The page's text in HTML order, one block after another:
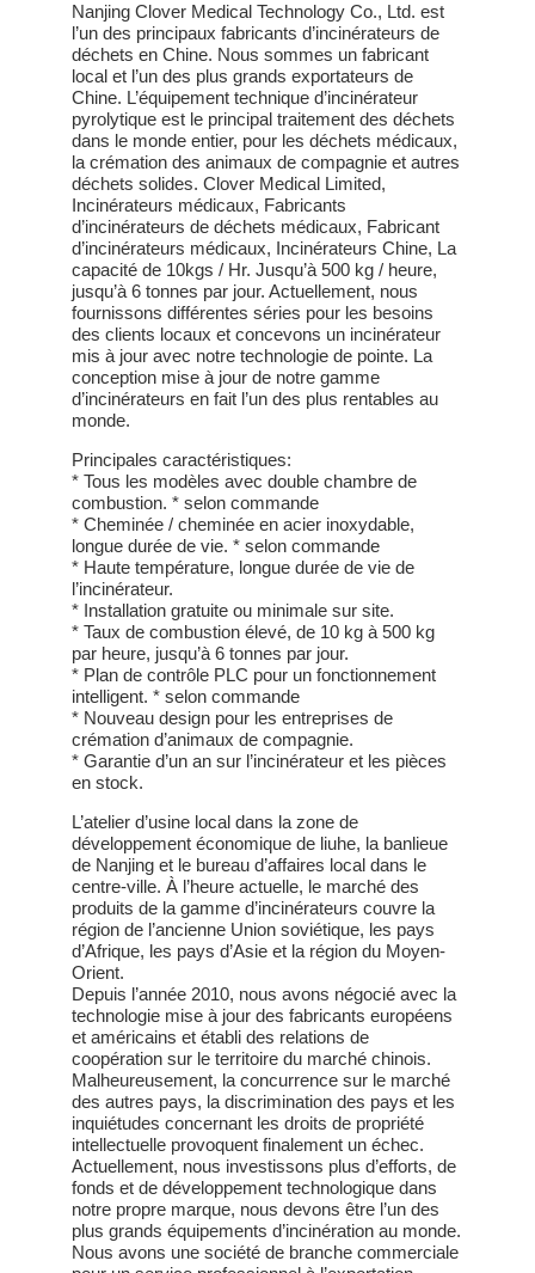
Nanjing Clover Medical Technology Co., Ltd. est
l’un des principaux fabricants d’incinérateurs de
déchets en Chine. Nous sommes un fabricant
local et l’un des plus grands exportateurs de
Chine. L’équipement technique d’incinérateur
pyrolytique est le principal traitement des déchets
dans le monde entier, pour les déchets médicaux,
la crémation des animaux de compagnie et autres
déchets solides. Clover Medical Limited,
Incinérateurs médicaux, Fabricants
d’incinérateurs de déchets médicaux, Fabricant
d’incinérateurs médicaux, Incinérateurs Chine, La
capacité de 10kgs / Hr. Jusqu’à 500 kg / heure,
jusqu’à 6 tonnes par jour. Actuellement, nous
fournissons différentes séries pour les besoins
des clients locaux et concevons un incinérateur
mis à jour avec notre technologie de pointe. La
conception mise à jour de notre gamme
d’incinérateurs en fait l’un des plus rentables au
monde.
Principales caractéristiques:
* Tous les modèles avec double chambre de
combustion. * selon commande
* Cheminée / cheminée en acier inoxydable,
longue durée de vie. * selon commande
* Haute température, longue durée de vie de
l’incinérateur.
* Installation gratuite ou minimale sur site.
* Taux de combustion élevé, de 10 kg à 500 kg
par heure, jusqu’à 6 tonnes par jour.
* Plan de contrôle PLC pour un fonctionnement
intelligent. * selon commande
* Nouveau design pour les entreprises de
crémation d’animaux de compagnie.
* Garantie d’un an sur l’incinérateur et les pièces
en stock.
L’atelier d’usine local dans la zone de
développement économique de liuhe, la banlieue
de Nanjing et le bureau d’affaires local dans le
centre-ville. À l’heure actuelle, le marché des
produits de la gamme d’incinérateurs couvre la
région de l’ancienne Union soviétique, les pays
d’Afrique, les pays d’Asie et la région du Moyen-
Orient.
Depuis l’année 2010, nous avons négocié avec la
technologie mise à jour des fabricants européens
et américains et établi des relations de
coopération sur le territoire du marché chinois.
Malheureusement, la concurrence sur le marché
des autres pays, la discrimination des pays et les
inquiétudes concernant les droits de propriété
intellectuelle provoquent finalement un échec.
Actuellement, nous investissons plus d’efforts, de
fonds et de développement technologique dans
notre propre marque, nous devons être l’un des
plus grands équipements d’incinération au monde.
Nous avons une société de branche commerciale